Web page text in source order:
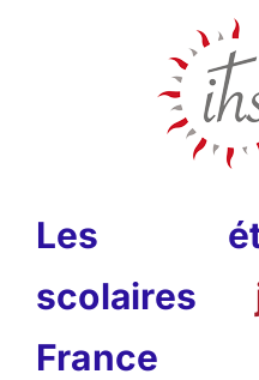
Les
scolaires
France